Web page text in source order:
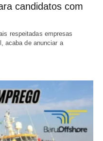
candidatos com
respeitadas empresas
acaba de anunciar a